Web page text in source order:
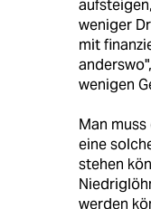
weniger
mit
wenigen
Man
eine
stehen
werden